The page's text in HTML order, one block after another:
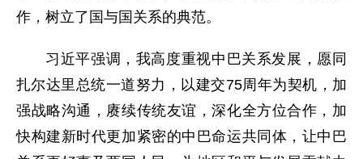
作，树立了国与国关系的典范。
习近平强调，我高度重视中巴关系发展，愿同
扎尔达里总统一道努力，以建交75周年为契机，加
强战略沟通，赓续传统友谊，深化全方位合作，加
快构建新时代更加紧密的中巴命运共同体，让中巴